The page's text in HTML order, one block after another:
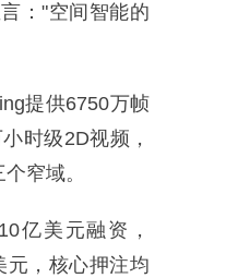
："空间智能的
提供6750万帧
时级2D视频，
窄域。
亿美元融资，
元，核心押注均